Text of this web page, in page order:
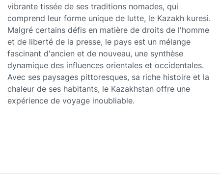
vibrante tissée de ses traditions nomades, qui
comprend leur forme unique de lutte, le Kazakh kuresi.
Malgré certains défis en matière de droits de l'homme
et de liberté de la presse, le pays est un mélange
fascinant d'ancien et de nouveau, une synthèse
dynamique des influences orientales et occidentales.
Avec ses paysages pittoresques, sa riche histoire et la
chaleur de ses habitants, le Kazakhstan offre une
expérience de voyage inoubliable.